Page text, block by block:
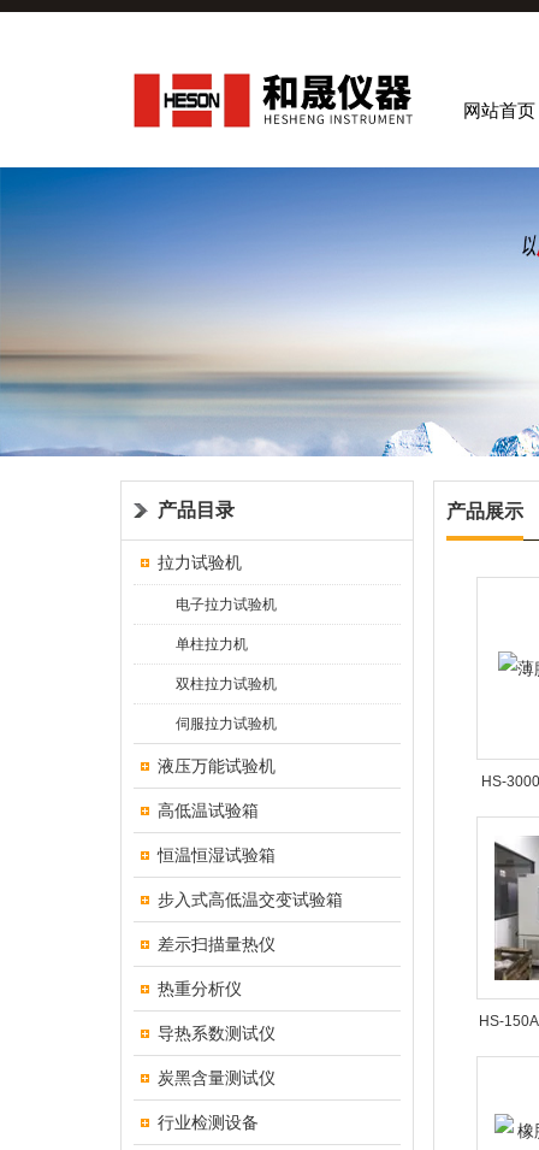
网站首页
产品目录
拉力试验机
电子拉力试验机
单柱拉力机
双柱拉力试验机
伺服拉力试验机
液压万能试验机
高低温试验箱
恒温恒湿试验箱
步入式高低温交变试验箱
差示扫描量热仪
热重分析仪
导热系数测试仪
炭黑含量测试仪
行业检测设备
产品展示
HS-
HS-